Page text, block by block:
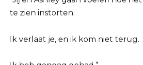
te zien instorten.
Ik verlaat je, en ik kom niet terug.